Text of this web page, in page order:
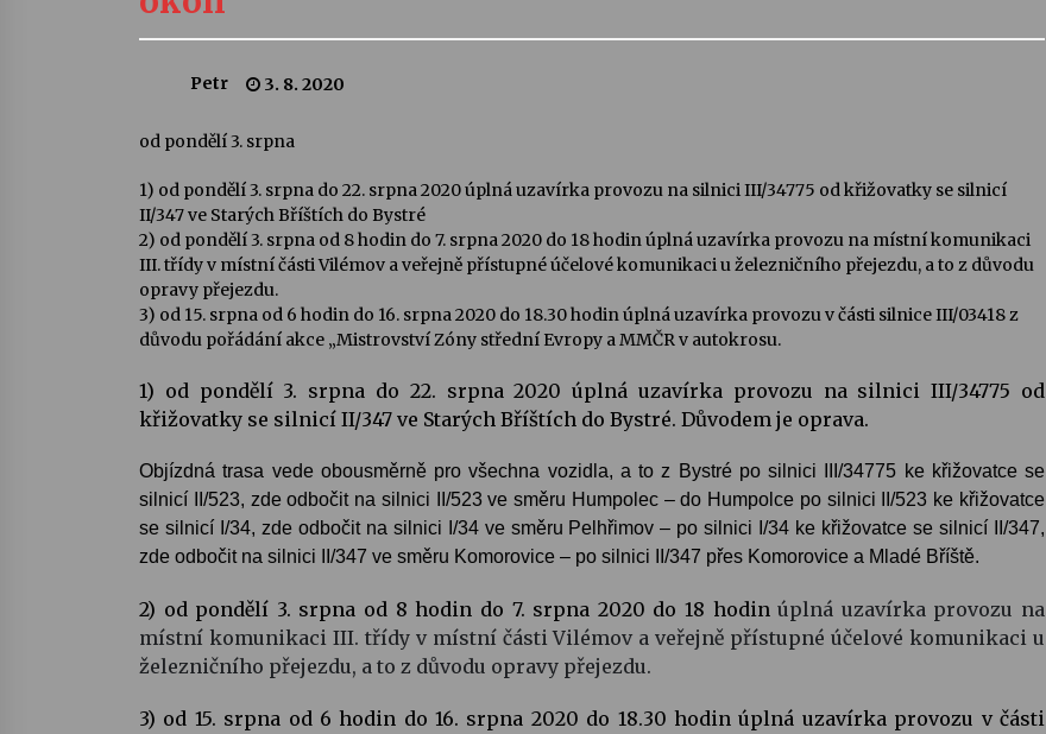
Quijotova šedesátka: 28. 7.–1. 8.
28. 7. 2026
Kolchoz a Jenakaši
Letní koncerty ve Stromovce: Rufus
22. 7. 2026
Za kulturou kousek za Humpolec. V
Želivě ožije odkaz Josefa Čapka
Varhanní recitál Michala Novenka v
Klášteře Želiv
Petr 3. 8. 2020
od pondělí 3. srpna
1) od pondělí 3. srpna do 22. srpna 2020 úplná uzavírka provozu na silnici III/34775 od křižovatky se silnicí
II/347 ve Starých Bříštích do Bystré
2) od pondělí 3. srpna od 8 hodin do 7. srpna 2020 do 18 hodin úplná uzavírka provozu na místní komunikaci
III. třídy v místní části Vilémov a veřejně přístupné účelové komunikaci u železničního přejezdu, a to z důvodu
opravy přejezdu.
3) od 15. srpna od 6 hodin do 16. srpna 2020 do 18.30 hodin úplná uzavírka provozu v části silnice III/03418 z
důvodu pořádání akce „Mistrovství Zóny střední Evropy a MMČR v autokrosu.
1) od pondělí 3. srpna do 22. srpna 2020 úplná uzavírka provozu na silnici III/34775 od
křižovatky se silnicí II/347 ve Starých Bříštích do Bystré. Důvodem je oprava.
Objízdná trasa vede obousměrně pro všechna vozidla, a to z Bystré po silnici III/34775 ke křižovatce se
silnicí II/523, zde odbočit na silnici II/523 ve směru Humpolec – do Humpolce po silnici II/523 ke křižovatce
se silnicí I/34, zde odbočit na silnici I/34 ve směru Pelhřimov – po silnici I/34 ke křižovatce se silnicí II/347,
zde odbočit na silnici II/347 ve směru Komorovice – po silnici II/347 přes Komorovice a Mladé Bříště.
2) od pondělí 3. srpna od 8 hodin do 7. srpna 2020 do 18 hodinúplná uzavírka provozu na
místní komunikaci III. třídy v místní části Vilémov a veřejně přístupné účelové komunikaci u
železničního přejezdu, a to z důvodu opravy přejezdu.
3) od 15. srpna od 6 hodin do 16. srpna 2020 do 18.30 hodin úplná uzavírka provozu v části